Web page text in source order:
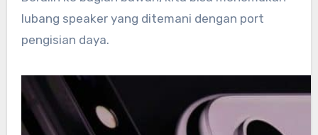
lubang speaker yang ditemani dengan port
pengisian daya.